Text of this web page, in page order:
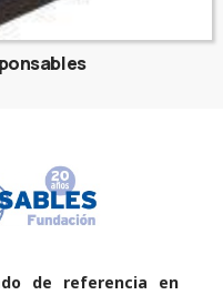
de referencia en